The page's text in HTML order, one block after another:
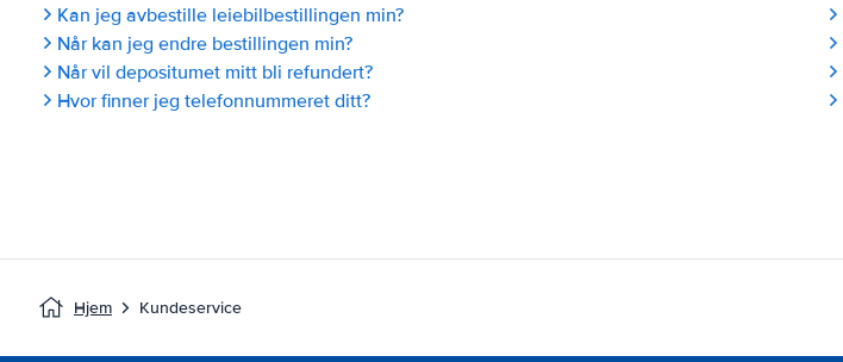
Kan jeg avbestille leiebilbestillingen min?
Når kan jeg endre bestillingen min?
Når vil depositumet mitt bli refundert?
Hvor finner jeg telefonnummeret ditt?
Hjem Kundeservice